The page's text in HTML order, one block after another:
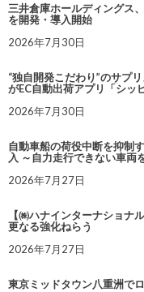
三井倉庫ホールディングス
を開発・導入開始
2026年7月30日
“独自開発こだわり”のサプ
がEC自動出荷アプリ「シッ
2026年7月30日
自動車船の荷役中断を抑制
入 ～自力走行できない車両
2026年7月27日
【㈱ハナインターナショナ
更なる強化ねらう
2026年7月27日
東京ミッドタウン八重洲で